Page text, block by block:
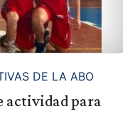
DE LA ABO
actividad para